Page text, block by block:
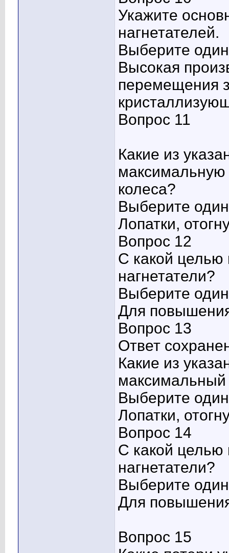
Укажите
нагнетателей.
Выберите
Высокая
перемещения
Вопрос 11
Какие из
максимальную
колеса?
Выберите
Лопатки,
Вопрос 12
С какой целью
нагнетатели?
Выберите
Для
Вопрос 13
Ответ
Какие из
максимальный
Выберите
Лопатки,
Вопрос 14
С какой целью
нагнетатели?
Выберите
Для
Вопрос 15